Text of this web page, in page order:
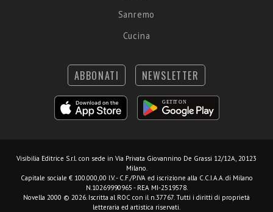
Sanremo
Cucina
ABBONATI NEWSLETTER
Visibilia Editrice S.r.l. con sede in Via Privata Giovannino De Grassi 12/12A, 20123
Milano.
Capitale sociale € 100.000,00 I.V. - C.F./P.IVA ed iscrizione alla C.C.I.A.A. di Milano
N.10269990965 - REA MI-2519578.
Novella 2000 © 2026. Iscritta al ROC con il n.37767. Tutti i diritti di proprietà
letteraria ed artistica riservati.